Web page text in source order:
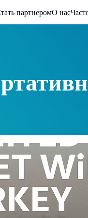
партнеромО нас